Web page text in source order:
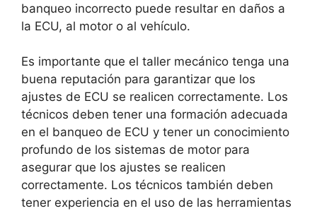
banqueo incorrecto puede resultar en daños a
la ECU, al motor o al vehículo.
Es importante que el taller mecánico tenga una
buena reputación para garantizar que los
ajustes de ECU se realicen correctamente. Los
técnicos deben tener una formación adecuada
en el banqueo de ECU y tener un conocimiento
profundo de los sistemas de motor para
asegurar que los ajustes se realicen
correctamente. Los técnicos también deben
tener experiencia en el uso de las herramientas